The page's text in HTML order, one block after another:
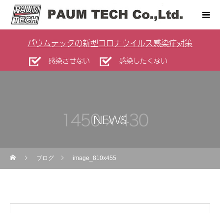
パウムテックの新型コロナウイルス感染症対策
感染させない 感染したくない
NEWS
ブログ image_810x455